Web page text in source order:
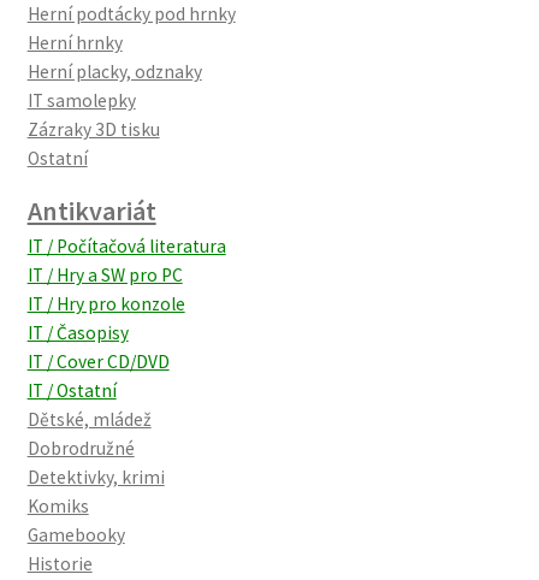
Herní podtácky pod hrnky
Herní hrnky
Herní placky, odznaky
IT samolepky
Zázraky 3D tisku
Ostatní
Antikvariát
IT / Počítačová literatura
IT / Hry a SW pro PC
IT / Hry pro konzole
IT / Časopisy
IT / Cover CD/DVD
IT / Ostatní
Dětské, mládež
Dobrodružné
Detektivky, krimi
Komiks
Gamebooky
Historie